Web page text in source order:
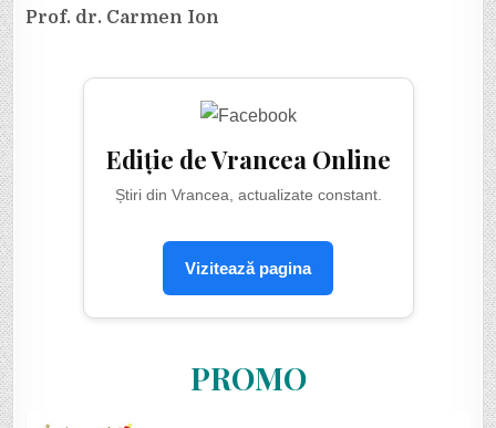
Prof. dr. Carmen Ion
Ediție de Vrancea Online
Știri din Vrancea, actualizate constant.
Vizitează pagina
PROMO